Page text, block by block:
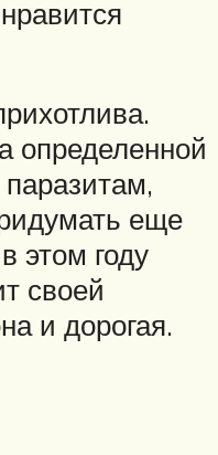
определенной
еще
этом году
своей
и дорогая.